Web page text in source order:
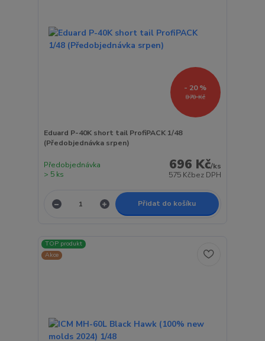
870 Kč
- 20 %
Eduard P-40K short tail ProfiPACK 1/48
(Předobjednávka srpen)
696 Kč/ks
575 Kčbez DPH
Předobjednávka
> 5 ks
Přidat do košíku
TOP produkt
Akce